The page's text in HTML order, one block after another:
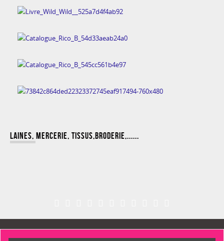
LAINES, MERCERIE, TISSUS,BRODERIE,......